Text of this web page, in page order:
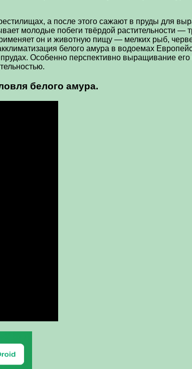
а после этого сажают в пруды для
молодые побеги твёрдой растительности —
он и животную пищу — мелких рыб,
белого амура в водоемах
Особенно перспективно выращивание его
белого амура.